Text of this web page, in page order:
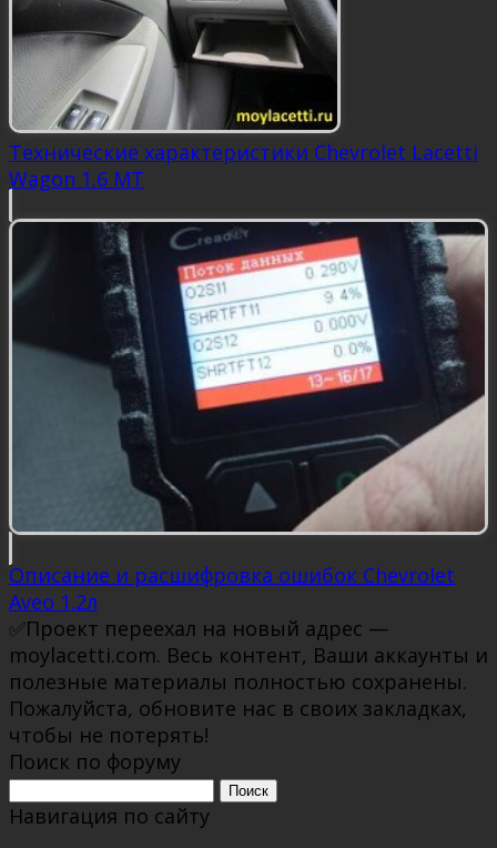
Технические характеристики Chevrolet Lacetti
Wagon 1.6 MT
Описание и расшифровка ошибок Chevrolet
Aveo 1.2л
✅Проект переехал на новый адрес —
moylacetti.com. Весь контент, Ваши аккаунты и
полезные материалы полностью сохранены.
Пожалуйста, обновите нас в своих закладках,
чтобы не потерять!
Поиск по форуму
Поиск:
Навигация по сайту